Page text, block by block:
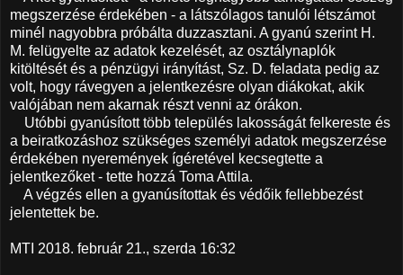
megszerzése érdekében - a látszólagos tanulói létszámot
minél nagyobbra próbálta duzzasztani. A gyanú szerint H.
M. felügyelte az adatok kezelését, az osztálynaplók
kitöltését és a pénzügyi irányítást, Sz. D. feladata pedig az
volt, hogy rávegyen a jelentkezésre olyan diákokat, akik
valójában nem akarnak részt venni az órákon.
Utóbbi gyanúsított több település lakosságát felkereste és
a beiratkozáshoz szükséges személyi adatok megszerzése
érdekében nyeremények ígéretével kecsegtette a
jelentkezőket - tette hozzá Toma Attila.
A végzés ellen a gyanúsítottak és védőik fellebbezést
jelentettek be.
MTI 2018. február 21., szerda 16:32